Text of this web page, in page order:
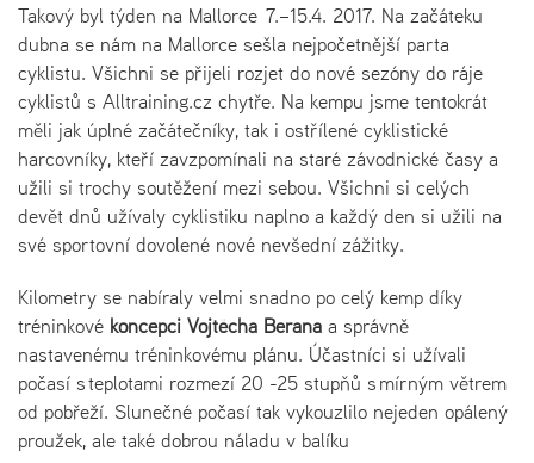
Takový byl týden na Mallorce 7.–15.4. 2017. Na začáteku
dubna se nám na Mallorce sešla nejpočetnější parta
cyklistu. Všichni se přijeli rozjet do nové sezóny do ráje
cyklistů s Alltraining.cz chytře. Na kempu jsme tentokrát
měli jak úplné začátečníky, tak i ostřílené cyklistické
harcovníky, kteří zavzpomínali na staré závodnické časy a
užili si trochy soutěžení mezi sebou. Všichni si celých
devět dnů užívaly cyklistiku naplno a každý den si užili na
své sportovní dovolené nové nevšední zážitky.
Kilometry se nabíraly velmi snadno po celý kemp díky
tréninkové koncepci Vojtěcha Berana a správně
nastavenému tréninkovému plánu. Účastníci si užívali
počasí s teplotami rozmezí 20 -25 stupňů s mírným větrem
od pobřeží. Slunečné počasí tak vykouzlilo nejeden opálený
proužek, ale také dobrou náladu v balíku